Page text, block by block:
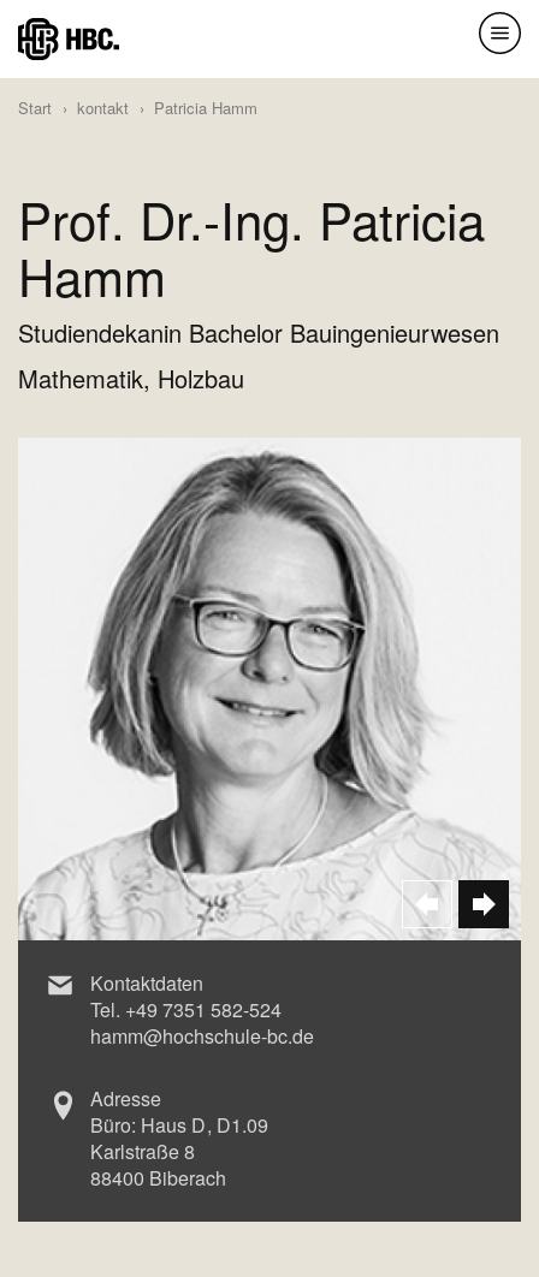
Direkt
zum
Inhalt
Start kontakt Patricia Hamm
Prof. Dr.-Ing. Patricia
Hamm
Studiendekanin Bachelor Bauingenieurwesen
Mathematik, Holzbau
Kontaktdaten
Tel. +49 7351 582-524
hamm@hochschule-bc.de
Adresse
Büro: Haus D D1.09
Karlstraße 8
88400 Biberach